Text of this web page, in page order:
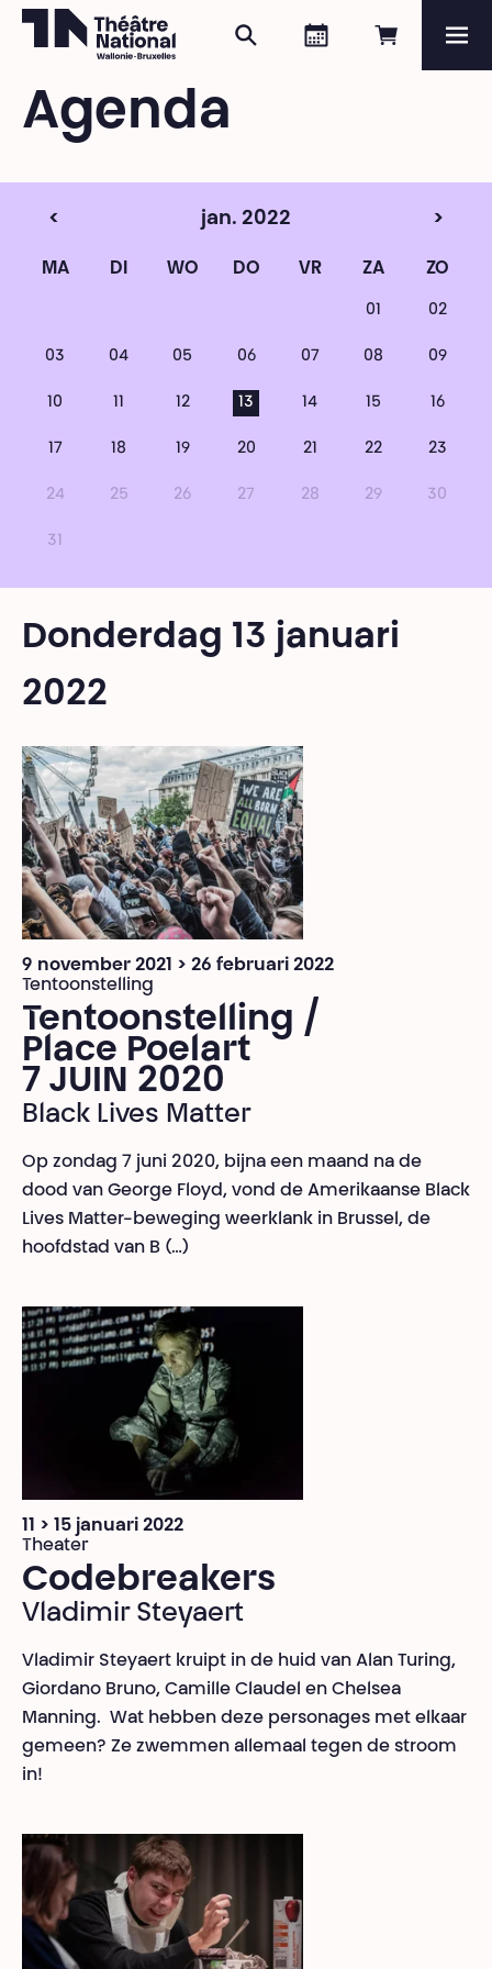
Online
Agenda
Zoeken
Agenda
< jan. 2022 >
MA DI WO DO VR ZA ZO
01 02
03 04 05 06 07 08 09
10 11 12 13 14 15 16
17 18 19 20 21 22 23
24 25 26 27 28 29 30
31
Donderdag 13 januari
2022
9 november 2021 > 26 februari 2022
Tentoonstelling
Tentoonstelling /
Place Poelart
7 JUIN 2020
Black Lives Matter
Op zondag 7 juni 2020, bijna een maand na de
dood van George Floyd, vond de Amerikaanse Black
Lives Matter-beweging weerklank in Brussel, de
hoofdstad van B (…)
11 > 15 januari 2022
Theater
Codebreakers
Vladimir Steyaert
Vladimir Steyaert kruipt in de huid van Alan Turing,
Giordano Bruno, Camille Claudel en Chelsea
Manning. Wat hebben deze personages met elkaar
gemeen? Ze zwemmen allemaal tegen de stroom
in!